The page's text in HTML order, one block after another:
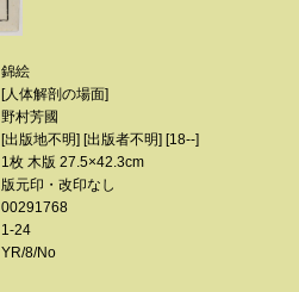
錦絵
[人体解剖の場面]
野村芳國
[出版地不明] [出版者不明] [18--]
1枚 木版 27.5×42.3cm
版元印・改印なし
00291768
1-24
YR/8/No